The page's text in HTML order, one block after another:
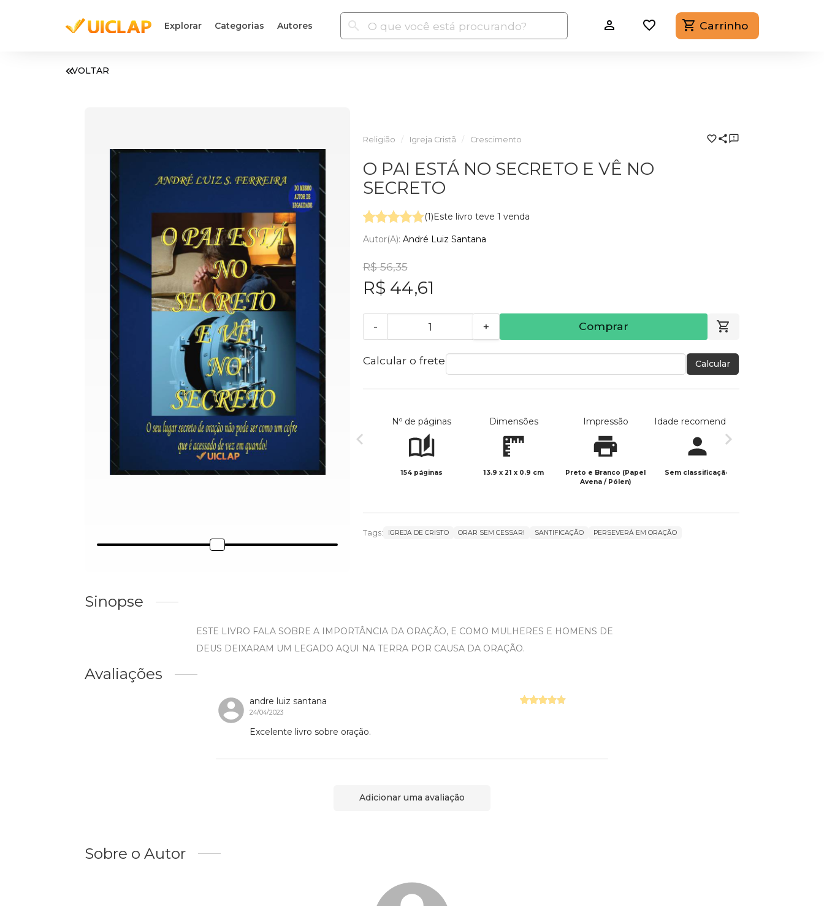
Explorar Categorias Autores Carrinho
VOLTAR
Religião Igreja Cristã Crescimento
O PAI ESTÁ NO SECRETO E VÊ NO
SECRETO
(1)Este livro teve 1 venda
Autor(a): André Luiz Santana
R$ 56,35
R$ 44,61
- + Comprar
Calcular o frete Calcular
Nº de páginas
154 páginas
Dimensões
13.9 x 21 x 0.9 cm
Impressão
Preto e Branco (Papel
Avena / Pólen)
Idade recomendada
Sem classificação
Tags: IGREJA DE CRISTO ORAR SEM CESSAR! SANTIFICAÇÃO PERSEVERÁ EM ORAÇÃO
Sinopse
ESTE LIVRO FALA SOBRE A IMPORTÂNCIA DA ORAÇÃO, E COMO MULHERES E HOMENS DE
DEUS DEIXARAM UM LEGADO AQUI NA TERRA POR CAUSA DA ORAÇÃO.
Avaliações
andre luiz santana
24/04/2023
Excelente livro sobre oração.
Adicionar uma avaliação
Sobre o Autor